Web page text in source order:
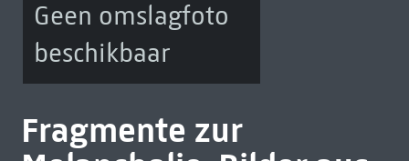
Geen omslagfoto
beschikbaar
Fragmente zur